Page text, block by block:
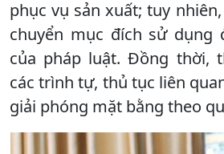
phục vụ sản xuất; tuy
chuyển mục đích sử dụng
của pháp luật. Đồng thời,
các trình tự, thủ tục liên
giải phóng mặt bằng theo